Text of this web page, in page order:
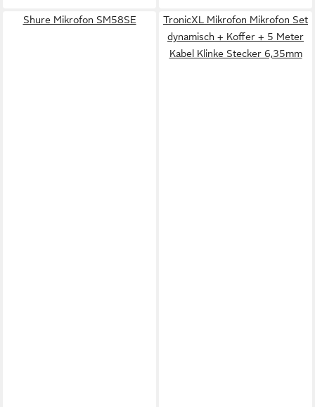
Shure Mikrofon SM58SE
TronicXL Mikrofon Mikrofon Set
dynamisch + Koffer + 5 Meter
Kabel Klinke Stecker 6,35mm